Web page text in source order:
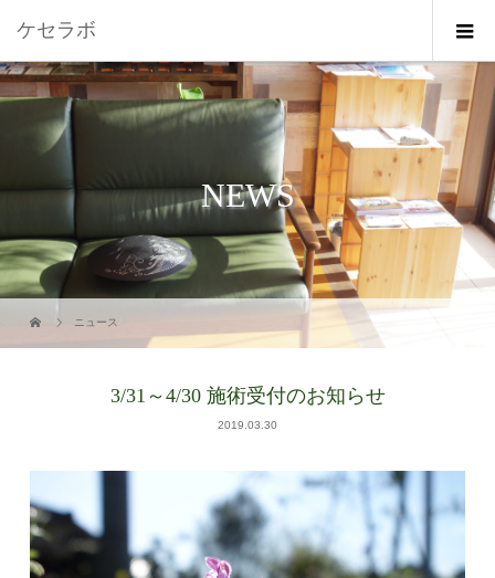
ケセラボ
NEWS
ニュース
3/31～4/30 施術受付のお知らせ
2019.03.30